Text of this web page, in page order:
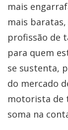
mais
mais
profissão de
para quem
se sustenta,
do mercado
motorista de
soma na